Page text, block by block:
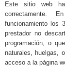
Este sitio web
correctamente.
funcionamiento los
prestador no
programación, o
naturales, huelgas,
acceso a la página